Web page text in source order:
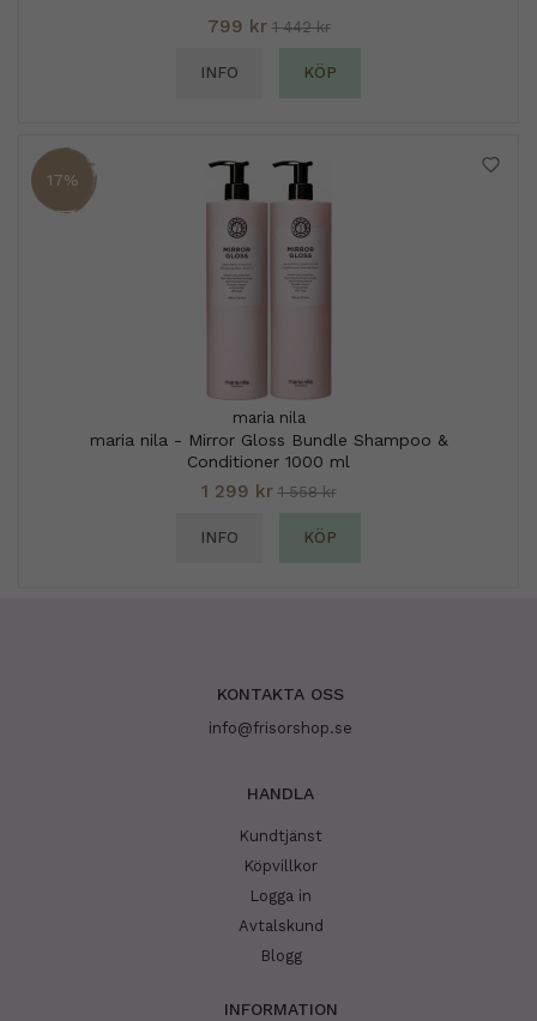
799 kr 1 442 kr
INFO KÖP
17%
maria nila
maria nila - Mirror Gloss Bundle Shampoo &
Conditioner 1000 ml
1 299 kr 1 558 kr
INFO KÖP
KONTAKTA OSS
info@frisorshop.se
HANDLA
Kundtjänst
Köpvillkor
Logga in
Avtalskund
Blogg
INFORMATION